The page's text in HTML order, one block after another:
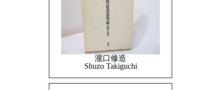
瀧口修造
Shuzo Takiguchi